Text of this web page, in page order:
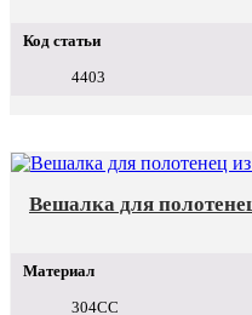
Код статьи
4403
Вешалка для
Материал
304СС